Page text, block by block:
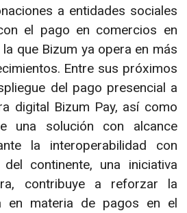
a entidades sociales
el pago en comercios en
que Bizum ya opera en más
Entre sus próximos
del pago presencial a
digital Bizum Pay, así como
una solución con alcance
la interoperabilidad con
continente, una iniciativa
contribuye a reforzar la
en materia de pagos en el